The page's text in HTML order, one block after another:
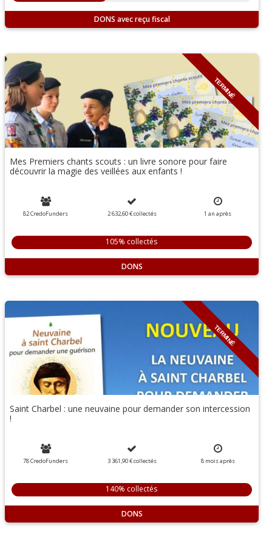
DONS
TERMINÉ
Mes Premiers chants scouts : un livre sonore pour faire
découvrir la magie des veillées aux enfants !
82 CredoFunders 2 632,60 €collectés 1 an après
105% collectés
DONS
TERMINÉ
Saint Charbel : une neuvaine pour demander son intercession
!
78 CredoFunders 3 361,90 €collectés 8moisaprès
140% collectés
DONS